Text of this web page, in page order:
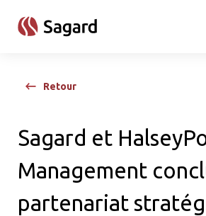
Retour
Sagard et
Management
partenariat